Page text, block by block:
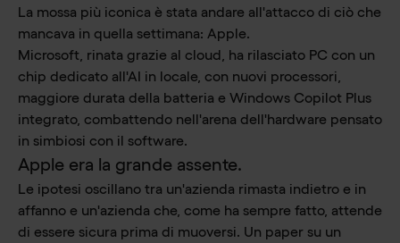
La mossa più iconica è stata andare all'attacco di ciò che
mancava in quella settimana: Apple.
Microsoft, rinata grazie al cloud, ha rilasciato PC con un
chip dedicato all'AI in locale, con nuovi processori,
maggiore durata della batteria e Windows Copilot Plus
integrato, combattendo nell'arena dell'hardware pensato
in simbiosi con il software.
Apple era la grande assente.
Le ipotesi oscillano tra un'azienda rimasta indietro e in
affanno e un'azienda che, come ha sempre fatto, attende
di essere sicura prima di muoversi. Un paper su un